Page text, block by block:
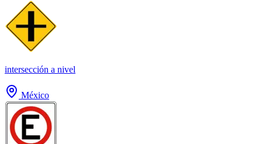
intersección a nivel
México